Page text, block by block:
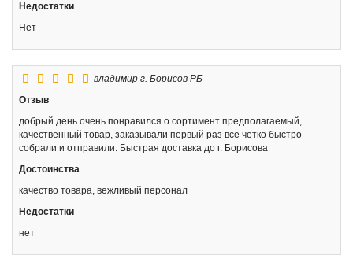
Недостатки
Нет
владимир г. Борисов РБ
Отзыв
добрый день очень понравился о сортимент предполагаемый,
качественный товар, заказывали первый раз все четко быстро
собрали и отправили. Быстрая доставка до г. Борисова
Достоинства
качество товара, вежливый персонал
Недостатки
нет